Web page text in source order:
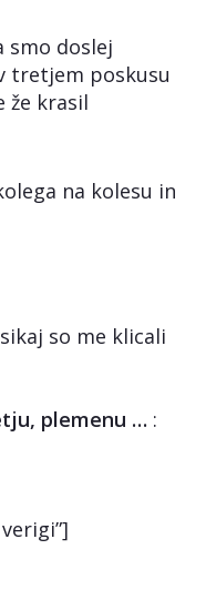
smo doslej
tretjem poskusu
že krasil
na kolesu in
so me klicali
plemenu … :